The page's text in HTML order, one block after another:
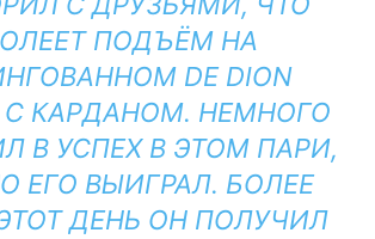
ПОДЪЁМ НА
DE DION
С КАРДАНОМ. НЕМНОГО
В УСПЕХ В ЭТОМ ПАРИ,
ЕГО ВЫИГРАЛ. БОЛЕЕ
ДЕНЬ ОН ПОЛУЧИЛ